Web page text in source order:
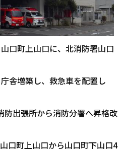
口町上山口に、北消防署山口
舎増築し、救急車を配置し
防出張所から消防分署へ昇格改
口町上山口から山口町下山口4